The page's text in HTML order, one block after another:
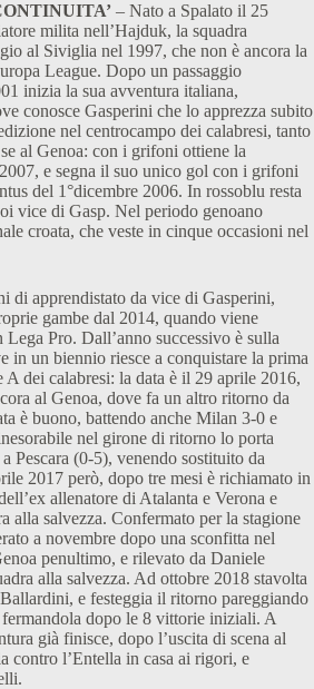
– Nato a Spalato il 25
milita nell’Hajduk, la squadra
al Siviglia nel 1997, che non è ancora la
League. Dopo un passaggio
inizia la sua avventura italiana,
conosce Gasperini che lo apprezza subito
nel centrocampo dei calabresi, tanto
al Genoa: con i grifoni ottiene la
e segna il suo unico gol con i grifoni
del 1°dicembre 2006. In rossoblu resta
vice di Gasp. Nel periodo genoano
croata, che veste in cinque occasioni nel
di apprendistato da vice di Gasperini,
gambe dal 2014, quando viene
Pro. Dall’anno successivo è sulla
in un biennio riesce a conquistare la prima
A dei calabresi: la data è il 29 aprile 2016,
al Genoa, dove fa un altro ritorno da
è buono, battendo anche Milan 3-0 e
nel girone di ritorno lo porta
Pescara (0-5), venendo sostituito da
2017 però, dopo tre mesi è richiamato in
allenatore di Atalanta e Verona e
alla salvezza. Confermato per la stagione
a novembre dopo una sconfitta nel
penultimo, e rilevato da Daniele
alla salvezza. Ad ottobre 2018 stavolta
e festeggia il ritorno pareggiando
dopo le 8 vittorie iniziali. A
già finisce, dopo l’uscita di scena al
contro l’Entella in casa ai rigori, e